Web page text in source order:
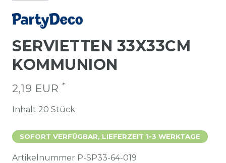
SERVIETTEN 33X33CM
KOMMUNION
2,19 EUR *
Inhalt 20 Stück
SOFORT VERFÜGBAR, LIEFERZEIT 1-3 WERKTAGE
Artikelnummer P-SP33-64-019